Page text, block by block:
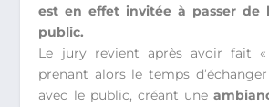
est en effet invitée à passer de
public.
Le jury revient après avoir fait «
prenant alors le temps
avec le public, créant une